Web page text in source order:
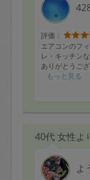
評価：
エアコンのフ
レ・キッチン
ありがとうご
もっと見る
40代 女性よ
よ